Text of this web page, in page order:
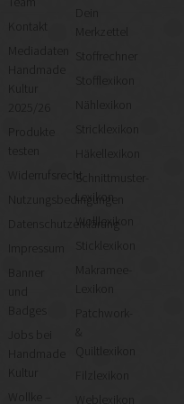
Kontakt
Mediadaten
Kultur
2025/26
Produkte
testen
Widerrufsrecht
Nutzungsbedingungen
Datenschutzerklärung
Kultur
Wollke –
Merkzettel
Stoffrechner
Stofflexikon
Nählexikon
Stricklexikon
Häkellexikon
Schnittmuster-
Lexikon
Wolllexikon
Sticklexikon
Makramee-
Lexikon
Patchwork-
&
Quiltlexikon
Filzlexikon
Weblexikon